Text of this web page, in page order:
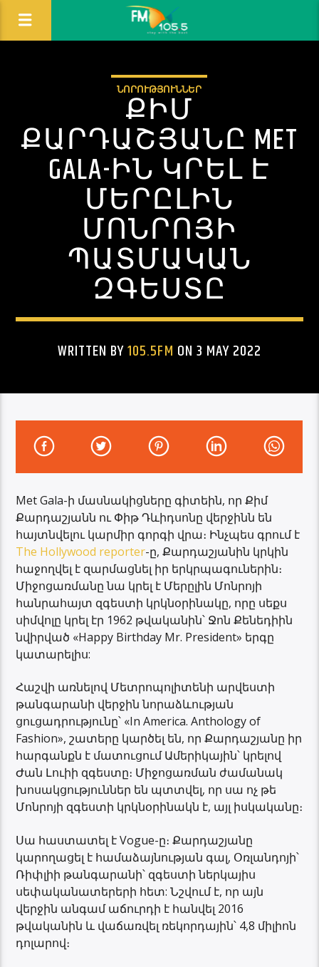
ՆՈՐՈՒԹՅՈՒՆՆԵՐ
ՔԻՄ
ՔԱՐԴԱՇՅԱՆԸ MET
GALA-ԻՆ ԿՐԵԼ Է
ՄԵՐԸԼԻՆ
ՄՈՆՐՈՅԻ
ՊԱՏՄԱԿԱՆ
ԶԳԵՍՏԸ
WRITTEN BY105.5FM ON 3 MAY 2022
Met Gala-ի մասնակիցները գիտեին, որ Քիմ
Քարդաշյանն ու Փիթ Դևիդսոնը վերջինն են
հայտնվելու կարմիր գորգի վրա։ Ինչպես գրում է
The Hollywood reporter-ը, Քարդաշյանին կրկին
հաջողվել է զարմացնել իր երկրպագուներին։
Միջոցառմանը նա կրել է Մերըլին Մոնրոյի
հանրահայտ զգեստի կրկնօրինակը, որը սեքս
սիմվոլը կրել էր 1962 թվականին՝ Ջոն Քենեդիին
նվիրված «Happy Birthday Mr. President» երգը
կատարելիս:
Հաշվի առնելով Մետրոպոլիտենի արվեստի
թանգարանի վերջին նորաձևության
ցուցադրությունը՝ «In America. Anthology of
Fashion», շատերը կարծել են, որ Քարդաշյանը իր
հարգանքն է մատուցում Ամերիկային՝ կրելով
Ժան Լուիի զգեստը։ Միջոցառման ժամանակ
խոսակցություններ են պտտվել, որ սա ոչ թե
Մոնրոյի զգեստի կրկնօրինակն է, այլ իսկականը։
Սա հաստատել է Vogue-ը։ Քարդաշյանը
կարողացել է համաձայնության գալ, Օռլանդոյի՝
Ռիփլիի թանգարանի՝ զգեստի ներկայիս
սեփականատերերի հետ: Նշվում է, որ այն
վերջին անգամ աճուրդի է հանվել 2016
թվականին և վաճառվել ռեկորդային՝ 4,8 միլիոն
դոլարով։